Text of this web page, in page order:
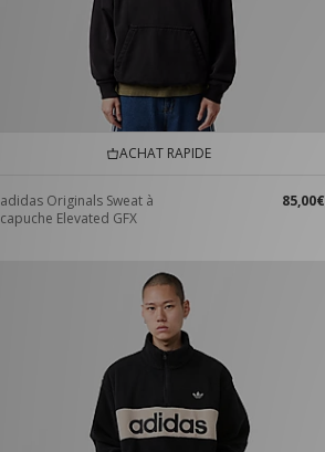
ACHAT RAPIDE
adidas Originals Sweat à
capuche Elevated GFX
85,00€